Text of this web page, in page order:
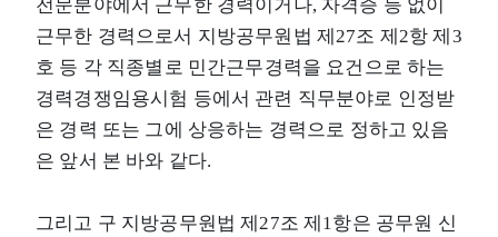
전문분야에서 근무한 경력이거나, 자격증 등 없이
근무한 경력으로서 지방공무원법 제27조 제2항 제3
호 등 각 직종별로 민간근무경력을 요건으로 하는
경력경쟁임용시험 등에서 관련 직무분야로 인정받
은 경력 또는 그에 상응하는 경력으로 정하고 있음
은 앞서 본 바와 같다.
그리고 구 지방공무원법 제27조 제1항은 공무원 신